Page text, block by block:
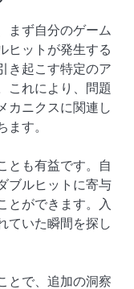
まず自分のゲーム
ヒットが発生する
き起こす特定のア
これにより、問題
カニクスに関連し
す。
とも有益です。自
ブルヒットに寄与
とができます。入
ていた瞬間を探し
とで、追加の洞察